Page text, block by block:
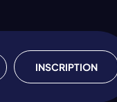
INSCRIPTION